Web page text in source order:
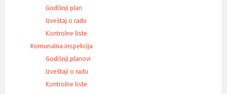
Godišnji plan
Izveštaj o radu
Kontrolne liste
Komunalna inspekcija
Godišnji planovi
Izveštaji o radu
Kontrolne liste